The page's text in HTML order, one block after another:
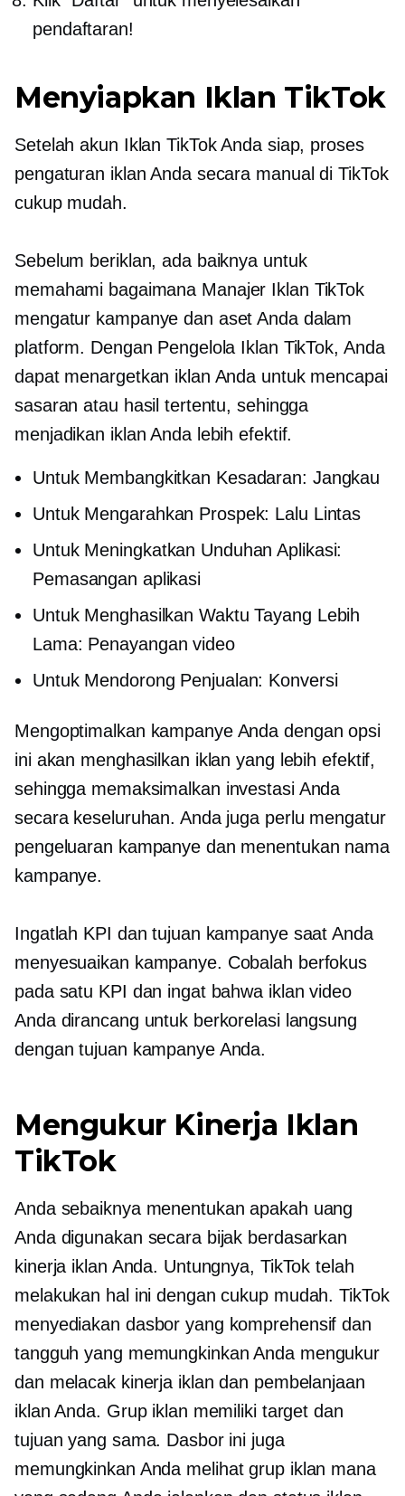
pendaftaran!
Menyiapkan Iklan TikTok
Setelah akun Iklan TikTok Anda siap, proses
pengaturan iklan Anda secara manual di TikTok
cukup mudah.
Sebelum beriklan, ada baiknya untuk
memahami bagaimana Manajer Iklan TikTok
mengatur kampanye dan aset Anda dalam
platform. Dengan Pengelola Iklan TikTok, Anda
dapat menargetkan iklan Anda untuk mencapai
sasaran atau hasil tertentu, sehingga
menjadikan iklan Anda lebih efektif.
Untuk Membangkitkan Kesadaran: Jangkau
Untuk Mengarahkan Prospek: Lalu Lintas
Untuk Meningkatkan Unduhan Aplikasi:
Pemasangan aplikasi
Untuk Menghasilkan Waktu Tayang Lebih
Lama: Penayangan video
Untuk Mendorong Penjualan: Konversi
Mengoptimalkan kampanye Anda dengan opsi
ini akan menghasilkan iklan yang lebih efektif,
sehingga memaksimalkan investasi Anda
secara keseluruhan. Anda juga perlu mengatur
pengeluaran kampanye dan menentukan nama
kampanye.
Ingatlah KPI dan tujuan kampanye saat Anda
menyesuaikan kampanye. Cobalah berfokus
pada satu KPI dan ingat bahwa iklan video
Anda dirancang untuk berkorelasi langsung
dengan tujuan kampanye Anda.
Mengukur Kinerja Iklan
TikTok
Anda sebaiknya menentukan apakah uang
Anda digunakan secara bijak berdasarkan
kinerja iklan Anda. Untungnya, TikTok telah
melakukan hal ini dengan cukup mudah. TikTok
menyediakan dasbor yang komprehensif dan
tangguh yang memungkinkan Anda mengukur
dan melacak kinerja iklan dan pembelanjaan
iklan Anda. Grup iklan memiliki target dan
tujuan yang sama. Dasbor ini juga
memungkinkan Anda melihat grup iklan mana